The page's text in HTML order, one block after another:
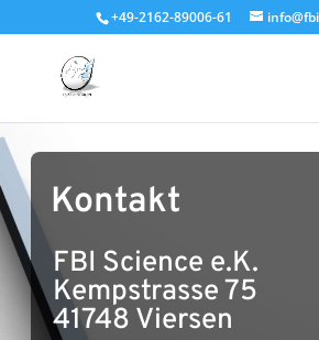
+49-2162-89006-61
Kontakt
FBI Science e.K.
Kempstrasse 75
41748 Viersen